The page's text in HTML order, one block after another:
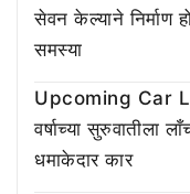
सेवन केल्याने निर्माण
समस्या
Upcoming Car
वर्षाच्या सुरुवातीला
धमाकेदार कार